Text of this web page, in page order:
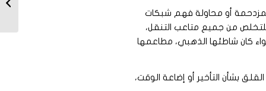
أو محاولة فهم شبكات
من جميع متاعب التنقل،
كان شاطئها الذهبي، مطاعمها
بشأن التأخير أو إضاعة الوقت،